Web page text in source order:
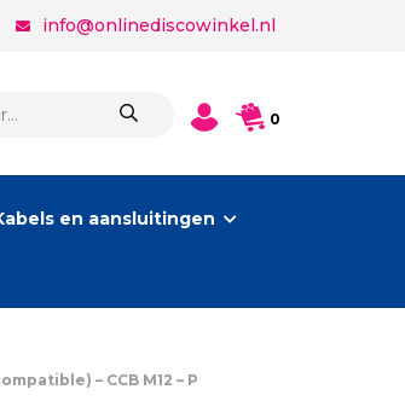
info@onlinediscowinkel.nl
0
en aansluitingen
– CCB M12 – P